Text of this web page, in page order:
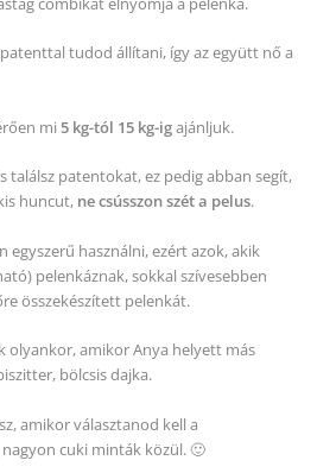
tudod állítani, így az együtt nő a
mi 5 kg-tól 15 kg-igajánljuk.
találsz patentokat, ez pedig abban segít,
huncut, ne csússzon szét a pelus.
egyszerű használni, ezért azok, akik
pelenkáznak, sokkal szívesebben
összekészített pelenkát.
olyankor, amikor Anya helyett más
bölcsis dajka.
amikor választanod kell a
cuki minták közül. 🙂